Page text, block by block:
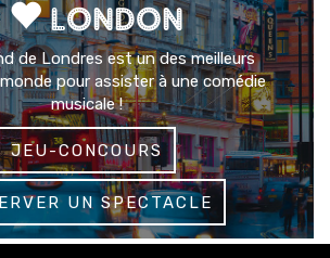
LONDON
de Londres est un des meilleurs
pour assister à une comédie
musicale !
JEU-CONCOURS
UN SPECTACLE